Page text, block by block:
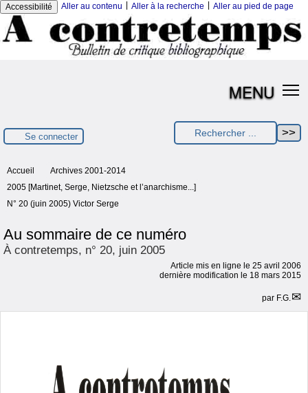
Accessibilité Aller au contenu Aller à la recherche Aller au pied de page
MENU
Se connecter
Accueil
Archives 2001-2014
2005 [Martinet, Serge, Nietzsche et l’anarchisme...]
N° 20 (juin 2005) Victor Serge
Au sommaire de ce numéro
À contretemps, n° 20, juin 2005
Article mis en ligne le 25 avril 2006
dernière modification le 18 mars 2015
par F.G.